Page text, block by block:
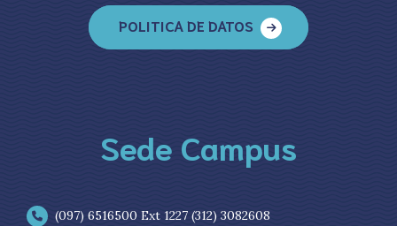
POLITICA DE DATOS
Sede Campus
(097) 6516500 Ext 1227 (312) 3082608